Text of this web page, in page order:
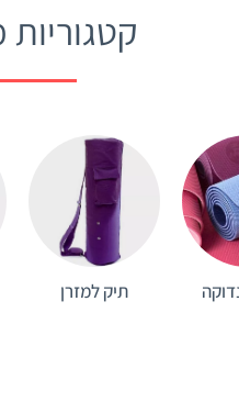
קטגוריות
תיק למזרן